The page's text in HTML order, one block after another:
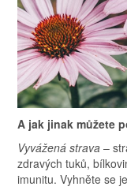
A jak jinak můžete
Vyvážená strava–
zdravých tuků,
imunitu. Vyhněte se